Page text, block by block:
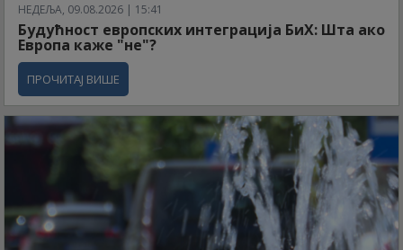
НЕДЕЉА, 09.08.2026 | 15:41
Будућност европских интеграција БиХ: Шта ако
Европа каже "не"?
ПРОЧИТАЈ ВИШЕ